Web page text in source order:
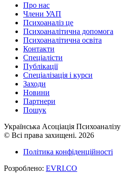
Про нас
Члени УАП
Психоаналіз це
Психоаналітична допомога
Психоаналітична освіта
Контакти
Спеціалісти
Публікації
Cпеціалізація і курси
Заходи
Новини
Партнери
Пошук
Українська Асоціація Психоаналізу
© Всі права захищені. 2026
Політика конфіденційності
Розроблено: EVRI.CO